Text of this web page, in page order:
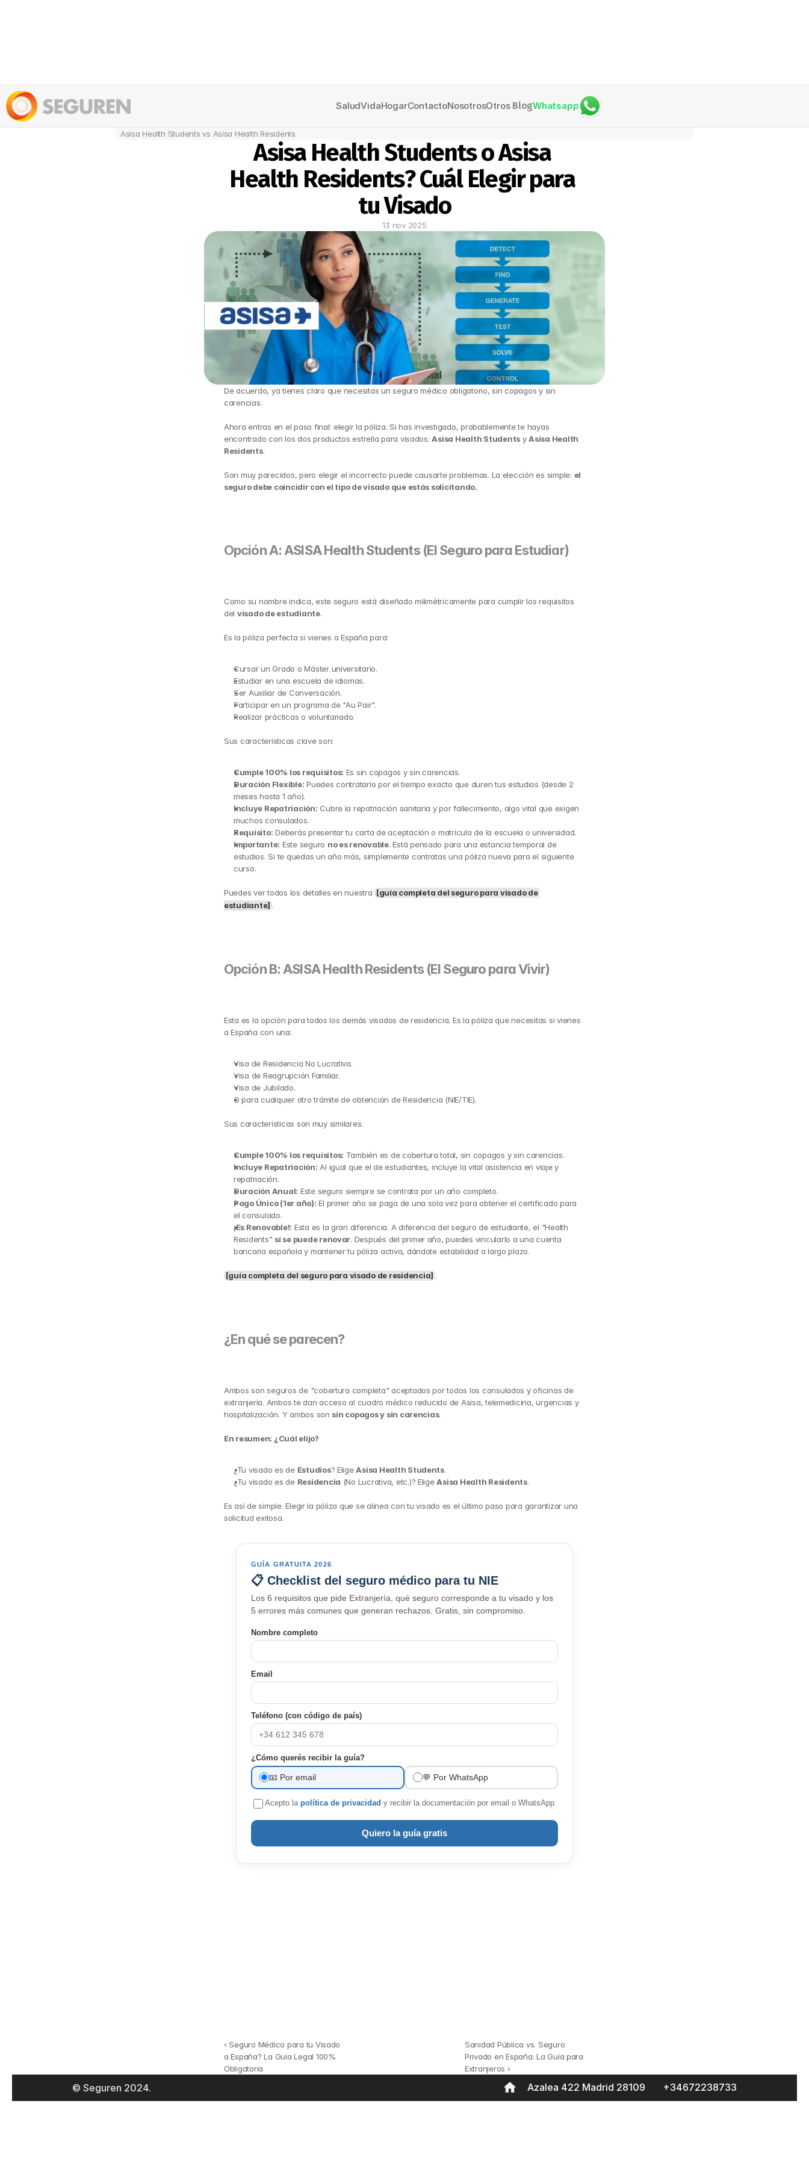
SaludVidaHogarContactoNosotrosOtros BlogWhatsapp
Asisa Health Students vs Asisa Health Residents
Asisa Health Students o Asisa
Health Residents? Cuál Elegir para
tu Visado
13 nov 2025
De acuerdo, ya tienes claro que necesitas un seguro médico obligatorio, sin copagos y sin
carencias.
Ahora entras en el paso final: elegir la póliza. Si has investigado, probablemente te hayas
encontrado con los dos productos estrella para visados: Asisa Health Students y Asisa Health
Residents.
Son muy parecidos, pero elegir el incorrecto puede causarte problemas. La elección es simple: el
seguro debe coincidir con el tipo de visado que estás solicitando.
Opción A: ASISA Health Students (El Seguro para Estudiar)
Como su nombre indica, este seguro está diseñado milimétricamente para cumplir los requisitos
del visado de estudiante.
Es la póliza perfecta si vienes a España para:
Cursar un Grado o Máster universitario.
Estudiar en una escuela de idiomas.
Ser Auxiliar de Conversación.
Participar en un programa de "Au Pair".
Realizar prácticas o voluntariado.
Sus características clave son:
Cumple 100% los requisitos: Es sin copagos y sin carencias.
Duración Flexible: Puedes contratarlo por el tiempo exacto que duren tus estudios (desde 2
meses hasta 1 año).
Incluye Repatriación: Cubre la repatriación sanitaria y por fallecimiento, algo vital que exigen
muchos consulados.
Requisito: Deberás presentar tu carta de aceptación o matrícula de la escuela o universidad.
Importante: Este seguro no es renovable. Está pensado para una estancia temporal de
estudios. Si te quedas un año más, simplemente contratas una póliza nueva para el siguiente
curso.
Puedes ver todos los detalles en nuestra [guía completa del seguro para visado de
estudiante] .
Opción B: ASISA Health Residents (El Seguro para Vivir)
Esta es la opción para todos los demás visados de residencia. Es la póliza que necesitas si vienes
a España con una:
Visa de Residencia No Lucrativa.
Visa de Reagrupción Familiar.
Visa de Jubilado.
O para cualquier otro trámite de obtención de Residencia (NIE/TIE).
Sus características son muy similares:
Cumple 100% los requisitos: También es de cobertura total, sin copagos y sin carencias.
Incluye Repatriación: Al igual que el de estudiantes, incluye la vital asistencia en viaje y
repatriación.
Duración Anual: Este seguro siempre se contrata por un año completo.
Pago Único (1er año): El primer año se paga de una sola vez para obtener el certificado para
el consulado.
¡Es Renovable!: Esta es la gran diferencia. A diferencia del seguro de estudiante, el "Health
Residents" sí se puede renovar. Después del primer año, puedes vincularlo a una cuenta
bancaria española y mantener tu póliza activa, dándote estabilidad a largo plazo.
[guía completa del seguro para visado de residencia] .
¿En qué se parecen?
Ambos son seguros de "cobertura completa" aceptados por todos los consulados y oficinas de
extranjería. Ambos te dan acceso al cuadro médico reducido de Asisa, telemedicina, urgencias y
hospitalización. Y ambos son sin copagos y sin carencias.
En resumen: ¿Cuál elijo?
¿Tu visado es de Estudios? Elige Asisa Health Students.
¿Tu visado es de Residencia (No Lucrativa, etc.)? Elige Asisa Health Residents.
Es así de simple. Elegir la póliza que se alinea con tu visado es el último paso para garantizar una
solicitud exitosa.
Calcula tu seguro
‹ Seguro Médico para tu Visado
a España? La Guía Legal 100%
Obligatoria
Sanidad Pública vs. Seguro
Privado en España: La Guía para
Extranjeros ›
© Seguren 2024. Azalea 422 Madrid 28109 +34672238733